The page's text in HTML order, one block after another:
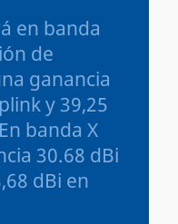
en banda
de
ganancia
y 39,25
banda X
30.68 dBi
dBi en